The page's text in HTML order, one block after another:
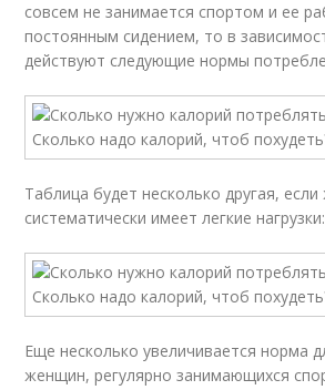
совсем не занимается спортом и ее
постоянным сидением, то в
действуют следующие нормы
Таблица будет несколько другая,
систематически имеет легкие нагрузки:
Еще несколько увеличивается норма
женщин, регулярно занимающихся